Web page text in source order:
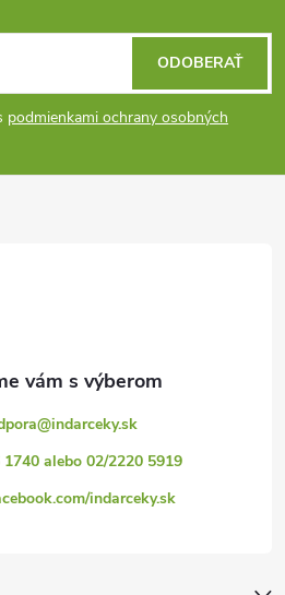
podmienkami ochrany osobných
ODOBERAŤ
@indarceky.sk
alebo 02/2220 5919
indarceky.sk